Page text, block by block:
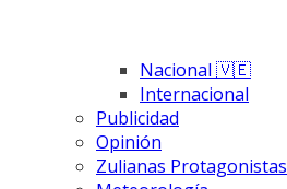
Nacional 🇻🇪
Internacional
Publicidad
Opinión
Zulianas Protagonistas